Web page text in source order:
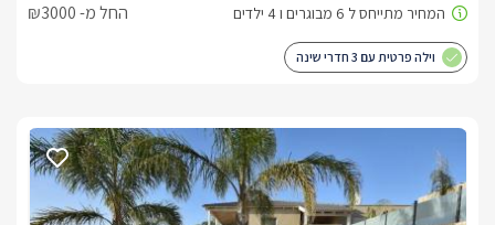
החל מ- ₪3000
וילה פרטית עם 3 חדרי שינה